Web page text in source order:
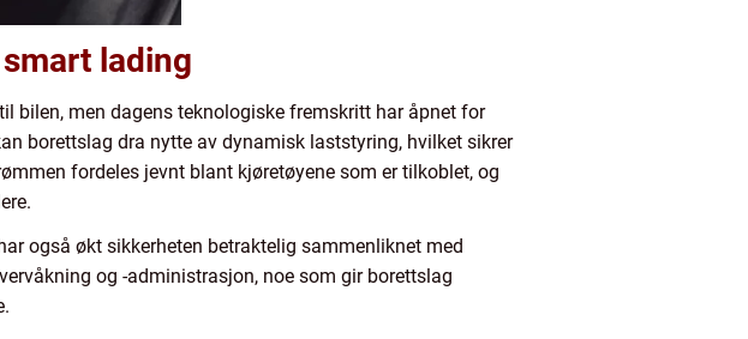
lading
bilen, men dagens teknologiske fremskritt har åpnet for
borettslag dra nytte av dynamisk laststyring, hvilket sikrer
fordeles jevnt blant kjøretøyene som er tilkoblet, og
også økt sikkerheten betraktelig sammenliknet med
og -administrasjon, noe som gir borettslag